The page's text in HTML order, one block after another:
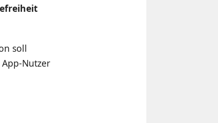
soll
Nutzer